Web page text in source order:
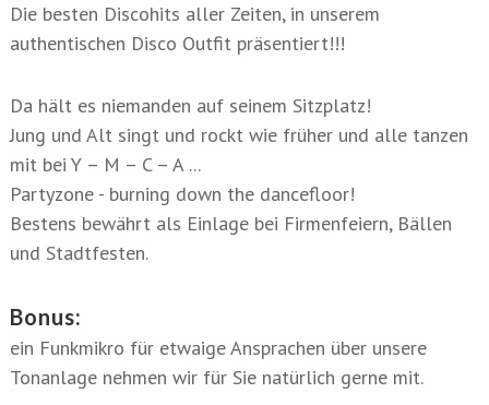
Die besten Discohits aller Zeiten, in unserem
authentischen Disco Outfit präsentiert!!!
Da hält es niemanden auf seinem Sitzplatz!
Jung und Alt singt und rockt wie früher und alle tanzen
mit bei Y – M – C – A ...
Partyzone - burning down the dancefloor!
Bestens bewährt als Einlage bei Firmenfeiern, Bällen
und Stadtfesten.
Bonus:
ein Funkmikro für etwaige Ansprachen über unsere
Tonanlage nehmen wir für Sie natürlich gerne mit.